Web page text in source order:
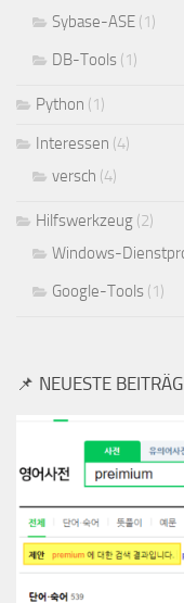
Sybase-ASE (1)
DB-Tools (1)
Python (1)
Interessen (4)
versch (4)
Hilfswerkzeug (2)
Windows-
Google-Tools (1)
📌 NEUESTE